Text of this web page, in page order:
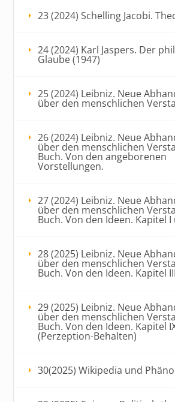
23 (2024) Schelling Jacobi.
24 (2024) Karl Jaspers. Der
Glaube (1947)
25 (2024) Leibniz. Neue
über den menschlichen
26 (2024) Leibniz. Neue
über den menschlichen
Buch. Von den angeborenen
Vorstellungen.
27 (2024) Leibniz. Neue
über den menschlichen
Buch. Von den Ideen. Kapitel I
28 (2025) Leibniz. Neue
über den menschlichen
Buch. Von den Ideen. Kapitel
29 (2025) Leibniz. Neue
über den menschlichen
Buch. Von den Ideen. Kapitel
(Perzeption-Behalten)
30(2025) Wikipedia und